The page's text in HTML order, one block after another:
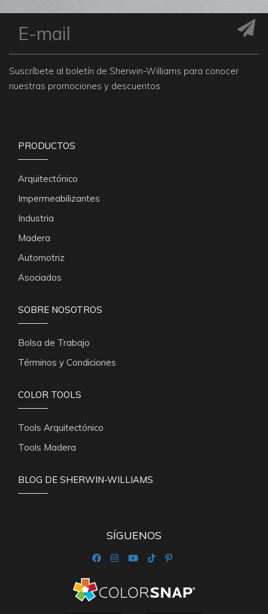
Suscríbete al boletín de Sherwin-Williams para conocer
nuestras promociones y descuentos
PRODUCTOS
Arquitectónico
Impermeabilizantes
Industria
Madera
Automotriz
Asociados
SOBRE NOSOTROS
Bolsa de Trabajo
Términos y Condiciones
COLOR TOOLS
Tools Arquitectónico
Tools Madera
BLOG DE SHERWIN-WILLIAMS
SÍGUENOS